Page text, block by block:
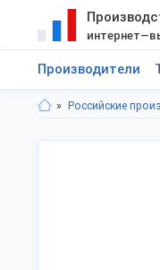
Производители
Российские